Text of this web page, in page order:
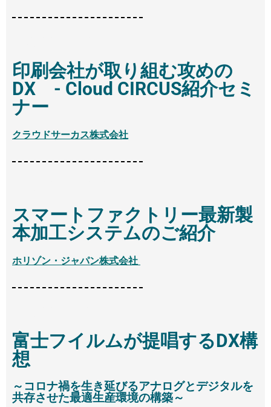
印刷会社が取り組む攻めの
DX - Cloud CIRCUS紹介セミ
ナー
クラウドサーカス株式会社
スマートファクトリー最新製
本加工システムのご紹介
ホリゾン・ジャパン株式会社
富士フイルムが提唱するDX構
想
～コロナ禍を生き延びるアナログとデジタルを
共存させた最適生産環境の構築～